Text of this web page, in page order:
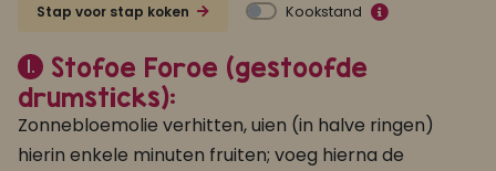
Stap voor stap koken Kookstand
1.
Stofoe Foroe (gestoofde
drumsticks):
Zonnebloemolie verhitten, uien (in halve ringen)
hierin enkele minuten fruiten; voeg hierna de